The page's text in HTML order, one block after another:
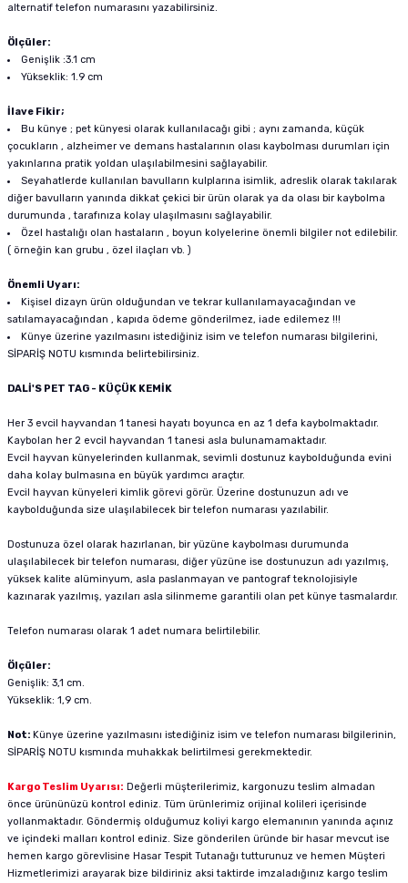
alternatif telefon numarasını yazabilirsiniz.
Ölçüler:
Genişlik :3.1 cm
Yükseklik: 1.9 cm
İlave Fikir;
Bu künye ; pet künyesi olarak kullanılacağı gibi ; aynı zamanda, küçük
çocukların , alzheimer ve demans hastalarının olası kaybolması durumları için
yakınlarına pratik yoldan ulaşılabilmesini sağlayabilir.
Seyahatlerde kullanılan bavulların kulplarına isimlik, adreslik olarak takılarak
diğer bavulların yanında dikkat çekici bir ürün olarak ya da olası bir kaybolma
durumunda , tarafınıza kolay ulaşılmasını sağlayabilir.
Özel hastalığı olan hastaların , boyun kolyelerine önemli bilgiler not edilebilir.
( örneğin kan grubu , özel ilaçları vb. )
Önemli Uyarı:
Kişisel dizayn ürün olduğundan ve tekrar kullanılamayacağından ve
satılamayacağından , kapıda ödeme gönderilmez, iade edilemez !!!
Künye üzerine yazılmasını istediğiniz isim ve telefon numarası bilgilerini,
SİPARİŞ NOTU kısmında belirtebilirsiniz.
DALİ'S PET TAG - KÜÇÜK KEMİK
Her 3 evcil hayvandan 1 tanesi hayatı boyunca en az 1 defa kaybolmaktadır.
Kaybolan her 2 evcil hayvandan 1 tanesi asla bulunamamaktadır.
Evcil hayvan künyelerinden kullanmak, sevimli dostunuz kaybolduğunda evini
daha kolay bulmasına en büyük yardımcı araçtır.
Evcil hayvan künyeleri kimlik görevi görür. Üzerine dostunuzun adı ve
kaybolduğunda size ulaşılabilecek bir telefon numarası yazılabilir.
Dostunuza özel olarak hazırlanan, bir yüzüne kaybolması durumunda
ulaşılabilecek bir telefon numarası, diğer yüzüne ise dostunuzun adı yazılmış,
yüksek kalite alüminyum, asla paslanmayan ve pantograf teknolojisiyle
kazınarak yazılmış, yazıları asla silinmeme garantili olan pet künye tasmalardır.
Telefon numarası olarak 1 adet numara belirtilebilir.
Ölçüler:
Genişlik: 3,1 cm.
Yükseklik: 1,9 cm.
Not: Künye üzerine yazılmasını istediğiniz isim ve telefon numarası bilgilerinin,
SİPARİŞ NOTU kısmında muhakkak belirtilmesi gerekmektedir.
Kargo Teslim Uyarısı: Değerli müşterilerimiz, kargonuzu teslim almadan
önce ürününüzü kontrol ediniz. Tüm ürünlerimiz orijinal kolileri içerisinde
yollanmaktadır. Göndermiş olduğumuz koliyi kargo elemanının yanında açınız
ve içindeki malları kontrol ediniz. Size gönderilen üründe bir hasar mevcut ise
hemen kargo görevlisine Hasar Tespit Tutanağı tutturunuz ve hemen Müşteri
Hizmetlerimizi arayarak bize bildiriniz aksi taktirde imzaladığınız kargo teslim